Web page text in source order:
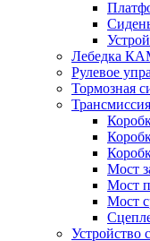
Лебедка
Рулевое
Тормозная
Мост
Мост
Мост